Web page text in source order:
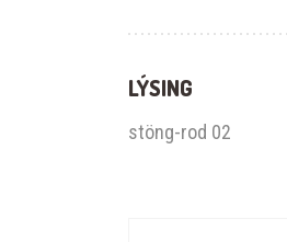
LÝSING
stöng-rod 02